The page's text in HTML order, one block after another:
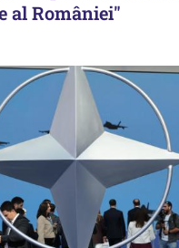
al României"